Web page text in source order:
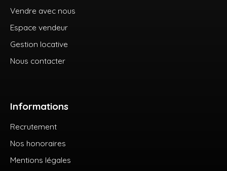
Vendre avec nous
Espace vendeur
Gestion locative
Nous contacter
Informations
Recrutement
Nos honoraires
Mentions légales